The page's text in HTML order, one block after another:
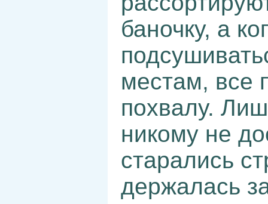
баночку, а
местам, все
похвалу.
никому не
старались
держалась